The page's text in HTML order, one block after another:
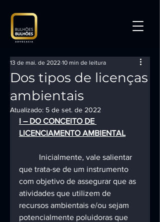
Dos tipos de licenças
ambientais
13 de mai. de 2022 10 min de leitura
Atualizado: 5 de set. de 2022
I – DO CONCEITO DE
LICENCIAMENTO AMBIENTAL
que trata-se de um instrumento
com objetivo de assegurar que as
atividades que utilizem de
recursos ambientais e/ou sejam
potencialmente poluidoras que